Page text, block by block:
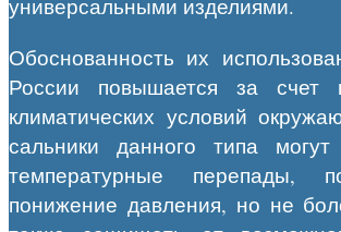
универсальными изделиями.
Обоснованность их
России повышается за счет
климатических условий
сальники данного типа могут
температурные перепады,
понижение давления, но не